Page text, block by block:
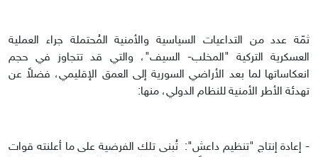
ثمّة عدد من التداعيات السياسية والأمنية المُحتملة جراء العملية
العسكرية التركية "المخلب- السيف"، والتي قد تتجاوز في حجم
انعكاساتها لما بعد الأراضي السورية إلى العمق الإقليمي، فضلاً عن
تهدئة الأطر الأمنية للنظام الدولي، منها:
- إعادة إنتاج "تنظيم داعش": تُبنى تلك الفرضية على ما أعلنته قوات